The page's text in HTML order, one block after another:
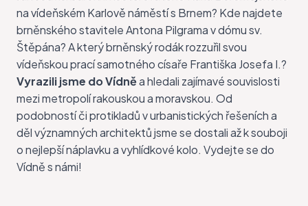
na vídeňském Karlově náměstí s Brnem? Kde najdete
brněnského stavitele Antona Pilgrama v dómu sv.
Štěpána? A který brněnský rodák rozzuřil svou
vídeňskou prací samotného císaře Františka Josefa I.?
Vyrazili jsme do Vídněa hledali zajímavé souvislosti
mezi metropolí rakouskou a moravskou. Od
podobností či protikladů v urbanistických řešeních a
děl významných architektů jsme se dostali až k souboji
o nejlepší náplavku a vyhlídkové kolo. Vydejte se do
Vídně s námi!